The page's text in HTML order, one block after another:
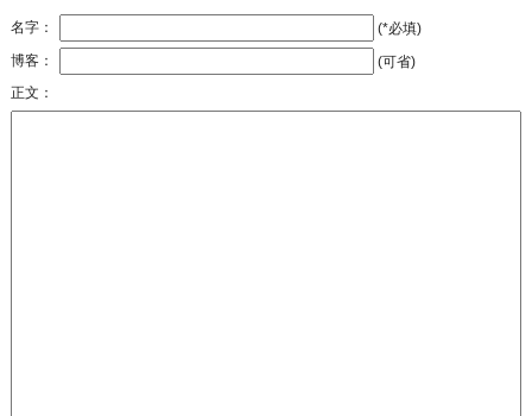
名字：
(*必填)
博客：
(可省)
正文：